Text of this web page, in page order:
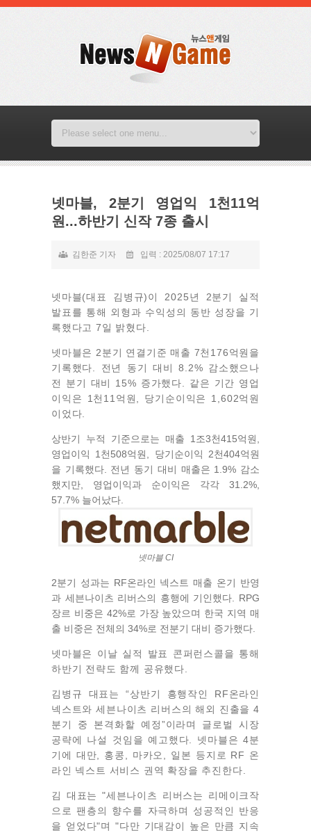
넷마블, 2분기 영업익 1천11억
원...하반기 신작 7종 출시
김한준 기자 입력 : 2025/08/07 17:17
넷마블(대표 김병규)이 2025년 2분기 실적
발표를 통해 외형과 수익성의 동반 성장을 기
록했다고 7일 밝혔다.
넷마블은 2분기 연결기준 매출 7천176억원을
기록했다. 전년 동기 대비 8.2% 감소했으나
전 분기 대비 15% 증가했다. 같은 기간 영업
이익은 1천11억원, 당기순이익은 1,602억원
이었다.
상반기 누적 기준으로는 매출 1조3천415억원,
영업이익 1천508억원, 당기순이익 2천404억원
을 기록했다. 전년 동기 대비 매출은 1.9% 감소
했지만, 영업이익과 순이익은 각각 31.2%,
57.7% 늘어났다.
넷마블 CI
2분기 성과는 RF온라인 넥스트 매출 온기 반영
과 세븐나이츠 리버스의 흥행에 기인했다. RPG
장르 비중은 42%로 가장 높았으며 한국 지역 매
출 비중은 전체의 34%로 전분기 대비 증가했다.
넷마블은 이날 실적 발표 콘퍼런스콜을 통해
하반기 전략도 함께 공유했다.
김병규 대표는 “상반기 흥행작인 RF온라인
넥스트와 세븐나이츠 리버스의 해외 진출을 4
분기 중 본격화할 예정”이라며 글로벌 시장
공략에 나설 것임을 예고했다. 넷마블은 4분
기에 대만, 홍콩, 마카오, 일본 등지로 RF 온
라인 넥스트 서비스 권역 확장을 추진한다.
김 대표는 "세븐나이츠 리버스는 리메이크작
으로 팬층의 향수를 자극하며 성공적인 반응
을 얻었다"며 "다만 기대감이 높은 만큼 지속